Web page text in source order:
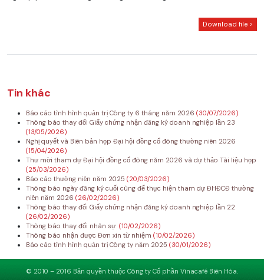
Download file >
Tin khác
Báo cáo tình hình quản trị Công ty 6 tháng năm 2026 (30/07/2026)
Thông báo thay đổi Giấy chứng nhận đăng ký doanh nghiệp lần 23
(13/05/2026)
Nghị quyết và Biên bản họp Đại hội đồng cổ đông thường niên 2026
(15/04/2026)
Thư mời tham dự Đại hội đồng cổ đông năm 2026 và dự thảo Tài liệu họp
(25/03/2026)
Báo cáo thường niên năm 2025 (20/03/2026)
Thông báo ngày đăng ký cuối cùng để thực hiện tham dự ĐHĐCĐ thường
niên năm 2026 (26/02/2026)
Thông báo thay đổi Giấy chứng nhận đăng ký doanh nghiệp lần 22
(26/02/2026)
Thông báo thay đổi nhân sự (10/02/2026)
Thông báo nhận được Đơn xin từ nhiệm (10/02/2026)
Báo cáo tình hình quản trị Công ty năm 2025 (30/01/2026)
© 2010 – 2016 Bản quyền thuộc Công ty Cổ phần Vinacafé Biên Hòa.